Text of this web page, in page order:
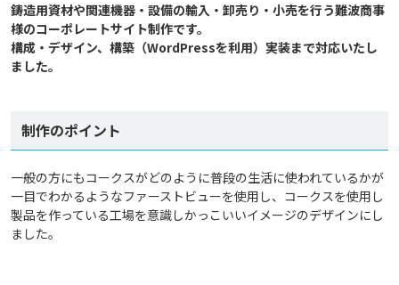
鋳造用資材や関連機器・設備の輸入・卸売り・小売を行う難波商事
様のコーポレートサイト制作です。
構成・デザイン、構築（WordPressを利用）実装まで対応いたし
制作のポイント
一般の方にもコークスがどのように普段の生活に使われているかが
一目でわかるようなファーストビューを使用し、コークスを使用し
製品を作っている工場を意識しかっこいいイメージのデザインにし
ました。